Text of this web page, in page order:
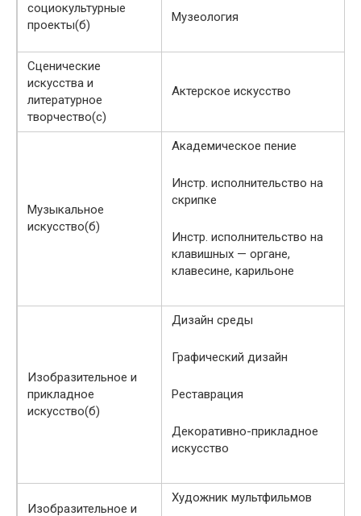
социокультурные
проекты(б)
Музеология
Сценические
искусства и
литературное
творчество(с)
Актерское искусство
Музыкальное
искусство(б)
Академическое пение
Инстр. исполнительство на
скрипке
Инстр. исполнительство на
клавишных — органе,
клавесине, карильоне
Изобразительное и
прикладное
искусство(б)
Дизайн среды
Графический дизайн
Реставрация
Декоративно-прикладное
искусство
Изобразительное и
Художник мультфильмов